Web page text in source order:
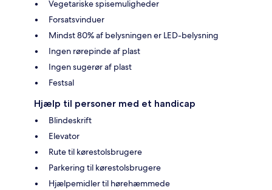
Vegetariske spisemuligheder
Forsatsvinduer
Mindst 80% af belysningen er LED-belysning
Ingen rørepinde af plast
Ingen sugerør af plast
Festsal
Hjælp til personer med et handicap
Blindeskrift
Elevator
Rute til kørestolsbrugere
Parkering til kørestolsbrugere
Hjælpemidler til hørehæmmede